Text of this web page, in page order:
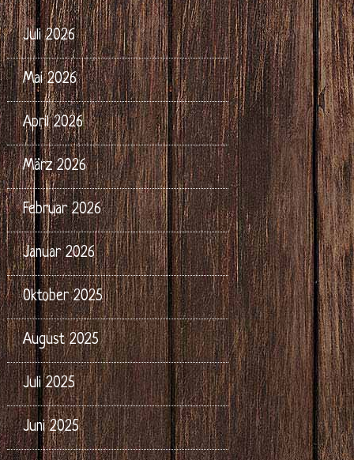
Juli 2026
Mai 2026
April 2026
März 2026
Februar 2026
Januar 2026
Oktober 2025
August 2025
Juli 2025
Juni 2025